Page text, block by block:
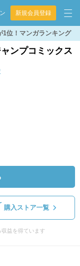
新規会員登録
1位！マンガランキング
ンプコミックス
購入ストア一覧
益を得ています